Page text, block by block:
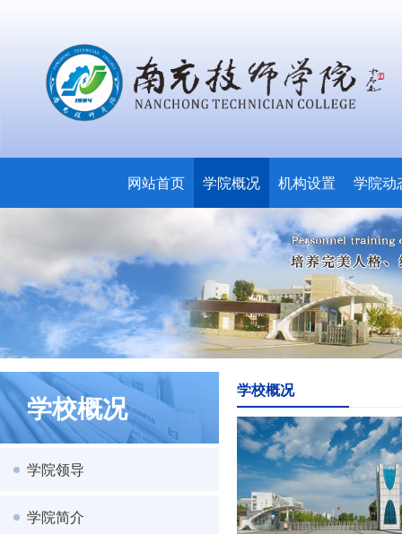
网站首页 学院概况 机构设置 学院动
学校概况
学院领导
学院简介
学校概况